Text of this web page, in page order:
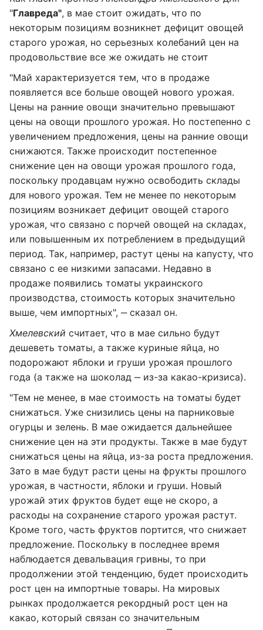
"Главреда", в мае стоит ожидать, что по
некоторым позициям возникнет дефицит овощей
старого урожая, но серьезных колебаний цен на
продовольствие все же ожидать не стоит
"Май характеризуется тем, что в продаже
появляется все больше овощей нового урожая.
Цены на ранние овощи значительно превышают
цены на овощи прошлого урожая. Но постепенно с
увеличением предложения, цены на ранние овощи
снижаются. Также происходит постепенное
снижение цен на овощи урожая прошлого года,
поскольку продавцам нужно освободить склады
для нового урожая. Тем не менее по некоторым
позициям возникает дефицит овощей старого
урожая, что связано с порчей овощей на складах,
или повышенным их потреблением в предыдущий
период. Так, например, растут цены на капусту, что
связано с ее низкими запасами. Недавно в
продаже появились томаты украинского
производства, стоимость которых значительно
выше, чем импортных", ‒ сказал он.
Хмелевский считает, что в мае сильно будут
дешеветь томаты, а также куриные яйца, но
подорожают яблоки и груши урожая прошлого
года (а также на шоколад ‒ из-за какао-кризиса).
"Тем не менее, в мае стоимость на томаты будет
снижаться. Уже снизились цены на парниковые
огурцы и зелень. В мае ожидается дальнейшее
снижение цен на эти продукты. Также в мае будут
снижаться цены на яйца, из-за роста предложения.
Зато в мае будут расти цены на фрукты прошлого
урожая, в частности, яблоки и груши. Новый
урожай этих фруктов будет еще не скоро, а
расходы на сохранение старого урожая растут.
Кроме того, часть фруктов портится, что снижает
предложение. Поскольку в последнее время
наблюдается девальвация гривны, то при
продолжении этой тенденцию, будет происходить
рост цен на импортные товары. На мировых
рынках продолжается рекордный рост цен на
какао, который связан со значительным